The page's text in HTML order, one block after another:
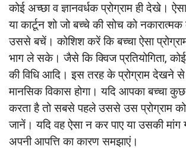
कोई अच्छा व ज्ञानवर्धक प्रोग्राम ही देखे।
या कार्टून शो जो बच्चे की सोच को
उससे बचें। कोशिश करें कि बच्चा ऐसा
भाग ले सके। जैसे कि क्विज प्रतियोगिता,
की विधि आदि। इस तरह के प्रोग्राम देखने
मानसिक विकास होगा। यदि आपका बच्चा
करता है तो सबसे पहले उससे उस प्रोग्राम
जानें। यदि वह ऐसा न कर पाए या उसकी
अपनी आपत्ति का कारण समझाएं।